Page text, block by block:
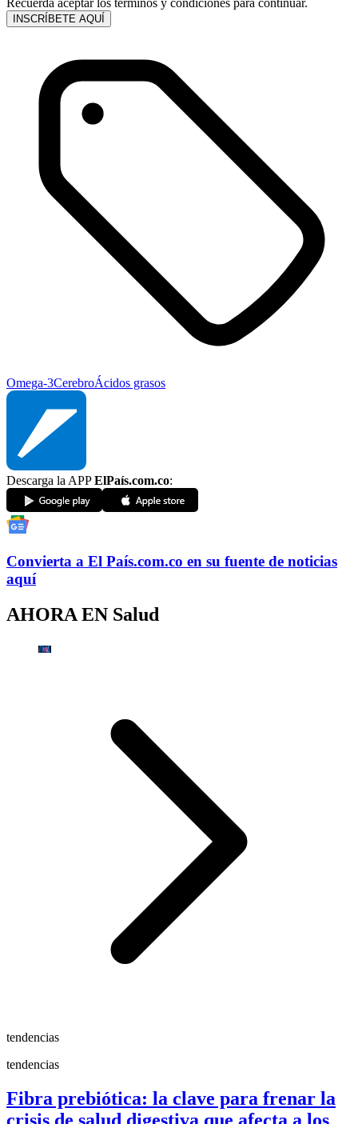
Recuerda aceptar los términos y condiciones para continuar.
INSCRÍBETE AQUÍ
Omega-3CerebroÁcidos grasos
Descarga la APPElPaís.com.co:
Convierta a El País.com.co en su fuente de noticias
aquí
AHORA EN Salud
tendencias
tendencias
Fibra prebiótica: la clave para frenar la